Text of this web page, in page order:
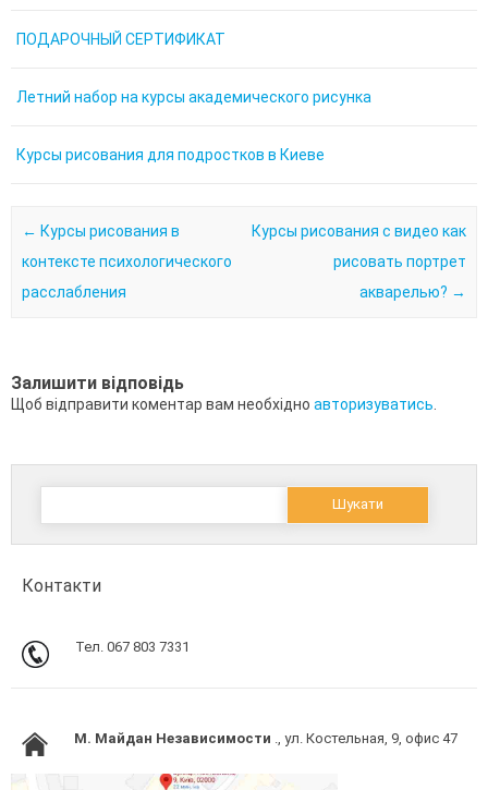
ПОДАРОЧНЫЙ СЕРТИФИКАТ
Летний набор на курсы академического рисунка
Курсы рисования для подростков в Киеве
Post navigation
← Курсы рисования в
контексте психологического
расслабления
Курсы рисования с видео как
рисовать портрет
акварелью? →
Залишити відповідь
Щоб відправити коментар вам необхідно авторизуватись
Пошук:
Контакти
Тел. 067 803 7331
M. Майдан Независимости ., ул. Костельная, 9, офис 47